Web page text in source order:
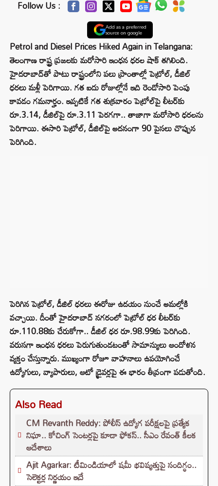
Follow Us :
Add as a preferred
source on google
Petrol and Diesel Prices Hiked Again in Telangana:
తెలంగాణ రాష్ట్ర ప్రజలకు మరోసారి ఇంధన ధరల షాక్ తగిలింది.
హైదరాబాద్‌తో పాటు రాష్ట్రంలోని పలు ప్రాంతాల్లో పెట్రోల్, డీజిల్
ధరలు మళ్లీ పెరిగాయి. గత ఐదు రోజుల్లోనే ఇది రెండోసారి పెంపు
కావడం గమనార్హం. ఇప్పటికే గత శుక్రవారం పెట్రోల్‌పై లీటర్‌కు
రూ.3.14, డీజిల్‌పై రూ.3.11 పెరగగా.. తాజాగా మరోసారి ధరలను
పెరిగాయి. ఈసారి పెట్రోల్, డీజిల్‌పై అదనంగా 90 పైసలు చొప్పున
పెరిగింది.
పెరిగిన పెట్రోల్, డీజిల్ ధరలు ఈరోజు ఉదయం నుంచే అమల్లోకి
వచ్చాయి. దీంతో హైదరాబాద్ నగరంలో పెట్రోల్ ధర లీటర్‌కు
రూ.110.88కు చేరుకోగా.. డీజిల్ ధర రూ.98.99కు పెరిగింది.
వరుసగా ఇంధన ధరలు పెరుగుతుండటంతో సామాన్యులు ఆందోళన
వ్యక్తం చేస్తున్నారు. ముఖ్యంగా రోజూ వాహనాలు ఉపయోగించే
ఉద్యోగులు, వ్యాపారులు, ఆటో డ్రైవర్లపై ఈ భారం తీవ్రంగా పడుతోంది.
Also Read
CM Revanth Reddy: పోలీస్ ఉద్యోగ పరీక్షలపై ప్రత్యేక
నిఘా.. కోచింగ్ సెంటర్లపై కూడా ఫోకస్.. సీఎం రేవంత్ కీలక
ఆదేశాలు
Ajit Agarkar: టీమిండియాలో షమీ భవిష్యత్తుపై సందిగ్ధం..
సెలెక్టర్ల నిర్ణయం ఇదే